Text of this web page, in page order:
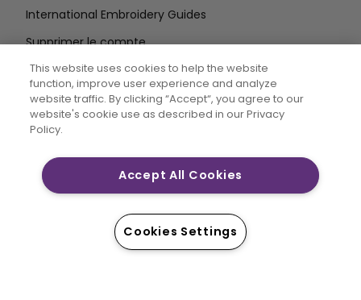
International Embroidery Guides
Supprimer le compte
Entrez
l'adresse e-mail
CREATIVATE MYSEWNET sont des marques déposées
Singer Sourcing Limited LLC ou ses filiales. Tous droits
This website uses cookies to help the website
function, improve user experience and analyze
website traffic. By clicking “Accept“, you agree to our
website's cookie use as described in our Privacy
Policy.
Accept All Cookies
Cookies Settings